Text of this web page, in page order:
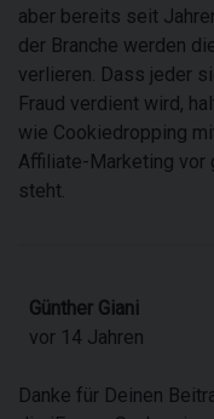
aber bereits seit
der Branche werden
verlieren. Dass jeder
Fraud verdient wird,
wie Cookiedropping
Affiliate-Marketing vor
steht.
Günther Giani
vor 14 Jahren
Danke für Deinen